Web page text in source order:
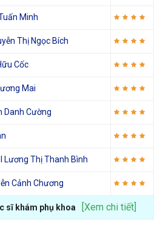
Minh
Thị Ngọc Bích
Cốc
Mai
Danh Cường
Lương Thị Thanh Bình
Cảnh Chương
sĩ khám phụ khoa [Xem chi tiết]